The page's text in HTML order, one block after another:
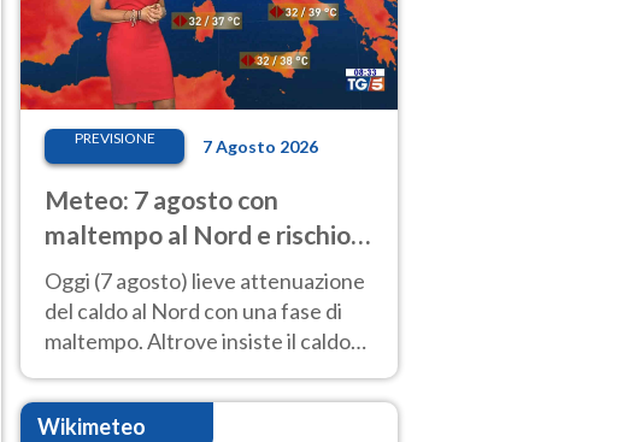
PREVISIONE 7 Agosto 2026
Meteo: 7 agosto con
maltempo al Nord e rischio
nubifragi. Altrove caldo
estremo
Oggi (7 agosto) lieve attenuazione
del caldo al Nord con una fase di
maltempo. Altrove insiste il caldo
estremo con picchi di 40°C. Le
previsioni
Wikimeteo